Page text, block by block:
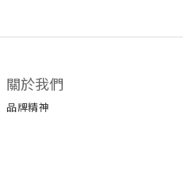
關於我們
品牌精神